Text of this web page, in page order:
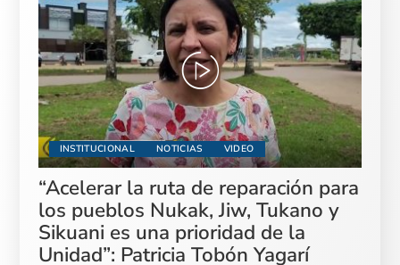
INSTITUCIONAL NOTICIAS VIDEO
“Acelerar la ruta de reparación para
los pueblos Nukak, Jiw, Tukano y
Sikuani es una prioridad de la
Unidad”: Patricia Tobón Yagarí